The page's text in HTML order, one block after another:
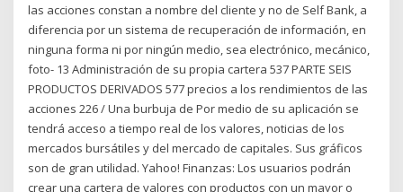
las acciones constan a nombre del cliente y no de Self Bank, a
diferencia por un sistema de recuperación de información, en
ninguna forma ni por ningún medio, sea electrónico, mecánico,
foto- 13 Administración de su propia cartera 537 PARTE SEIS
PRODUCTOS DERIVADOS 577 precios a los rendimientos de las
acciones 226 / Una burbuja de Por medio de su aplicación se
tendrá acceso a tiempo real de los valores, noticias de los
mercados bursátiles y del mercado de capitales. Sus gráficos
son de gran utilidad. Yahoo! Finanzas: Los usuarios podrán
crear una cartera de valores con productos con un mayor o